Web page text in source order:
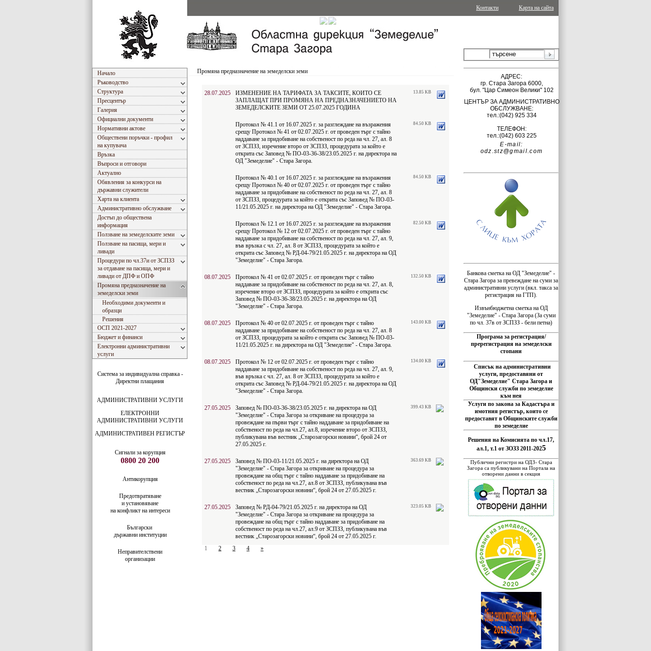
Карта на сайта
Контакти
Начало
Ръководство
Структура
Пресцентър
Галерия
Официални документи
Нормативни актове
Обществени поръчки - профил
на купувача
Връзка
Въпроси и отговори
Актуално
Обявления за конкурси на
държавни служители
Харта на клиента
Административно обслужване
Достъп до обществена
информация
Ползване на земеделските земи
Ползване на пасища, мери и
ливади
Процедури по чл.37и от ЗСПЗЗ
за отдаване на пасища, мери и
ливади от ДПФ и ОПФ
Промяна предназначение на
земеделски земи
Необходими документи и
образци
Решения
ОСП 2021-2027
Бюджет и финанси
Електронни административни
услуги
Система за индивидуална справка -
Директни плащания
АДМИНИСТРАТИВНИ УСЛУГИ
ЕЛЕКТРОННИ
АДМИНИСТРАТИВНИ УСЛУГИ
АДМИНИСТРАТИВЕН РЕГИСТЪР
Сигнали за корупция
0800 20 200
Антикорупция
Предотвратяване
и установяване
на конфликт на интереси
Български
държавни институции
Неправителствени
организации
Промяна предназначение на земеделски земи
28.07.2025
ИЗМЕНЕНИЕ НА ТАРИФАТА ЗА ТАКСИТЕ, КОИТО СЕ
ЗАПЛАЩАТ ПРИ ПРОМЯНА НА ПРЕДНАЗНАЧЕНИЕТО НА
ЗЕМЕДЕЛСКИТЕ ЗЕМИ ОТ 25.07.2025 ГОДИНА
13.85 KB
Протокол № 41.1 от 16.07.2025 г. за разглеждане на възражения
срещу Протокол № 41 от 02.07.2025 г. от проведен търг с тайно
наддаване за придобиване на собственост по реда на чл. 27, ал. 8
от ЗСПЗЗ, изречение второ от ЗСПЗЗ, процедурата за който е
открита със Заповед № ПО-03-36-38/23.05.2025 г. на директорa на
ОД "Земеделие" - Стара Загора.
84.50 KB
Протокол № 40.1 от 16.07.2025 г. за разглеждане на възражения
срещу Протокол № 40 от 02.07.2025 г. от проведен търг с тайно
наддаване за придобиване на собственост по реда на чл. 27, ал. 8
от ЗСПЗЗ, процедурата за който е открита със Заповед № ПО-03-
11/21.05.2025 г. на директорa на ОД "Земеделие" - Стара Загора.
84.50 KB
Протокол № 12.1 от 16.07.2025 г. за разглеждане на възражения
срещу Протокол № 12 от 02.07.2025 г. от проведен търг с тайно
наддаване за придобиване на собственост по реда на чл. 27, ал. 9,
във връзка с чл. 27, ал. 8 от ЗСПЗЗ, процедурата за който е
открита със Заповед № РД-04-79/21.05.2025 г. на директорa на ОД
"Земеделие" - Стара Загора.
82.50 KB
08.07.2025
Протокол № 41 от 02.07.2025 г. от проведен търг с тайно
наддаване за придобиване на собственост по реда на чл. 27, ал. 8,
изречение второ от ЗСПЗЗ, процедурата за който е открита със
Заповед № ПО-03-36-38/23.05.2025 г. на директорa на ОД
"Земеделие" - Стара Загора.
132.50 KB
08.07.2025
Протокол № 40 от 02.07.2025 г. от проведен търг с тайно
наддаване за придобиване на собственост по реда на чл. 27, ал. 8
от ЗСПЗЗ, процедурата за който е открита със Заповед № ПО-03-
11/21.05.2025 г. на директорa на ОД "Земеделие" - Стара Загора.
143.00 KB
08.07.2025
Протокол № 12 от 02.07.2025 г. от проведен търг с тайно
наддаване за придобиване на собственост по реда на чл. 27, ал. 9,
във връзка с чл. 27, ал. 8 от ЗСПЗЗ, процедурата за който е
открита със Заповед № РД-04-79/21.05.2025 г. на директорa на ОД
"Земеделие" - Стара Загора.
134.00 KB
27.05.2025
Заповед № ПО-03-36-38/23.05.2025 г. на директорa на ОД
"Земеделие" - Стара Загора за откриване на процедура за
провеждане на първи търг с тайно наддаване за придобиване на
собственост по реда на чл.27, ал.8, изречение второ от ЗСПЗЗ,
публикувана във вестник „Старозагорски новини“, брой 24 от
27.05.2025 г.
399.43 KB
27.05.2025
Заповед № ПО-03-11/21.05.2025 г. на директорa на ОД
"Земеделие" - Стара Загора за откриване на процедура за
провеждане на общ търг с тайно наддаване за придобиване на
собственост по реда на чл.27, ал.8 от ЗСПЗЗ, публикувана във
вестник „Старозагорски новини“, брой 24 от 27.05.2025 г.
363.69 KB
27.05.2025
Заповед № РД-04-79/21.05.2025 г. на директорa на ОД
"Земеделие" - Стара Загора за откриване на процедура за
провеждане на общ търг с тайно наддаване за придобиване на
собственост по реда на чл.27, ал.9 от ЗСПЗЗ, публикувана във
вестник „Старозагорски новини“, брой 24 от 27.05.2025 г.
323.05 KB
1 2 3 4 »
АДРЕС:
гр. Стара Загора 6000,
бул. "Цар Симеон Велики" 102
ЦЕНТЪР ЗА АДМИНИСТРАТИВНО
ОБСЛУЖВАНЕ:
тел.:(042) 925 334
ТЕЛЕФОН:
тел.:(042) 603 225
E-mail:
odz.stz@gmail.com
Банкова сметка на ОД "Земеделие" -
Стара Загора за превеждане на суми за
административни услуги (вкл. такса за
регистрация на ГТП).
Извънбюджетна сметка на ОД
"Земеделие" - Стара Загора (За суми
по чл. 37в от ЗСПЗЗ - бели петна)
Програма за регистрация/
пререгистрация на земеделски
стопани
Списък на административни
услуги, предоставяни от
ОД"Земеделие" Стара Загора и
Общински служби по земеделие
към нея
Услуги по закона за Кадастъра и
имотния регистър, които се
предоставят в Общинските служби
по земеделие
Решения на Комисията по чл.17,
ал.1, т.1 от ЗОЗЗ 2011-2025
Публични регистри на ОДЗ- Стара
Загора са публикувани на Портала на
отворени данни в секция